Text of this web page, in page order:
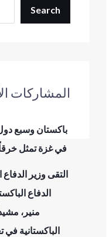
Search
المشاركات
باكستان وسبع دول:
في غزة تمثل
التقى وزير
الدفاع
منير،
الباكستانية في